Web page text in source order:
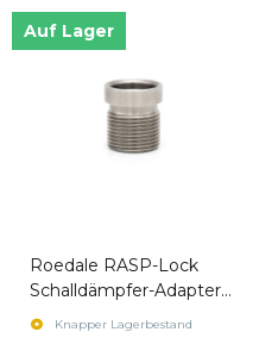
Auf Lager
Roedale RASP-Lock
Schalldämpfer-Adapter
M22x1,5Knapper Lagerbestand